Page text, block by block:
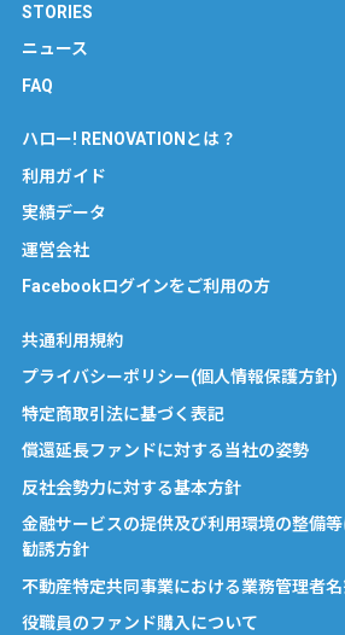
STORIES
ニュース
FAQ
ハロー! RENOVATIONとは？
利用ガイド
実績データ
運営会社
Facebookログインをご利用の方
共通利用規約
プライバシーポリシー(個人情報保護方針)
特定商取引法に基づく表記
償還延長ファンドに対する当社の姿勢
反社会勢力に対する基本方針
金融サービスの提供及び利用環境の整備
勧誘方針
不動産特定共同事業における業務管理者
役職員のファンド購入について